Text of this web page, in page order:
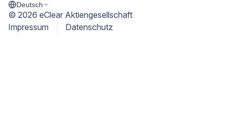
Deutsch
© 2026 eClear Aktiengesellschaft
Impressum
Datenschutz